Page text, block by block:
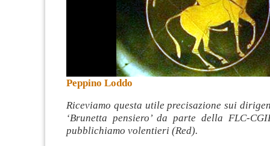
Peppino Loddo
Riceviamo questa utile precisazione sui
‘Brunetta pensiero’ da parte della FLC-
pubblichiamo volentieri (Red).